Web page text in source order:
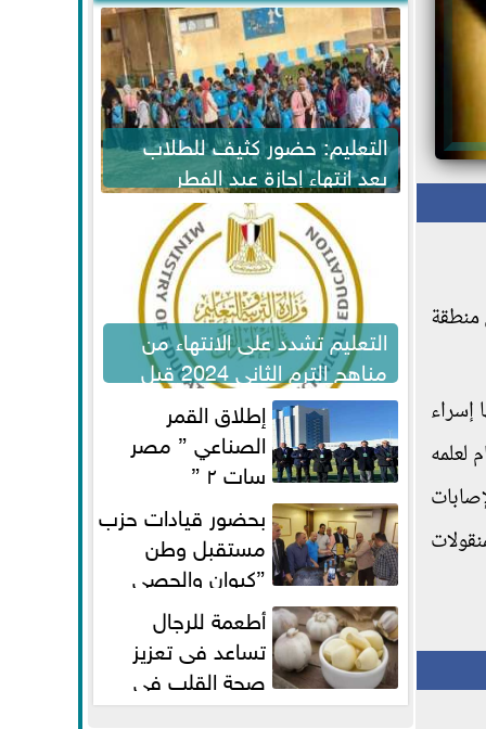
في منطقة
إسراء
لعلمه
التعليم: حضور كثيف للطلاب
بعد انتهاء إجازة عيد الفطر
لاستكمال المناهج
التعليم تشدد على الانتهاء من
مناهج الترم الثاني 2024 قبل
الامتحانات
إطلاق القمر
الصناعي ” مصر
سات ٢ ”
بحضور قيادات حزب
مستقبل وطن
”كيوان والحصي
والتمامي وابوحجازي وعيسي” أمانه
كفر...
أطعمة للرجال
تساعد فى تعزيز
صحة القلب فى
سن الأربعين